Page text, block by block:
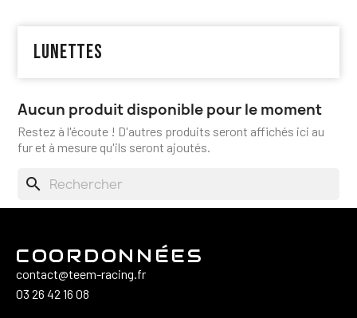
Lunettes
Aucun produit disponible pour le moment
Restez à l'écoute ! D'autres produits seront affichés ici au
fur et à mesure qu'ils seront ajoutés.
search
COORDONNÉES
contact@teem-racing.fr
03 26 42 16 08